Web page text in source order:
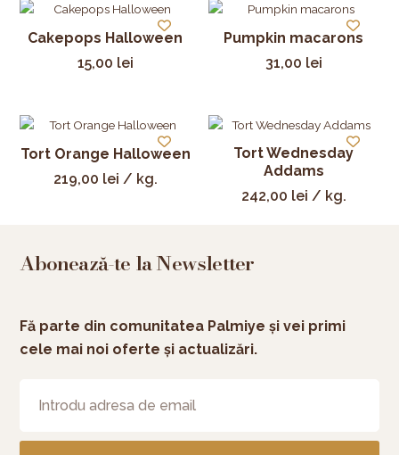
Cakepops Halloween
15,00 lei
Pumpkin macarons
31,00 lei
Tort Orange Halloween
219,00 lei / kg.
Tort Wednesday
Addams
242,00 lei / kg.
Abonează-te la Newsletter
Fă parte din comunitatea Palmiye și vei primi
cele mai noi oferte și actualizări.